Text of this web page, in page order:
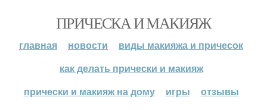
ПРИЧЕСКА И МАКИЯЖ
главная новости
виды макияжа и причесок
как делать прически и макияж
прически и макияж на дому
игры отзывы